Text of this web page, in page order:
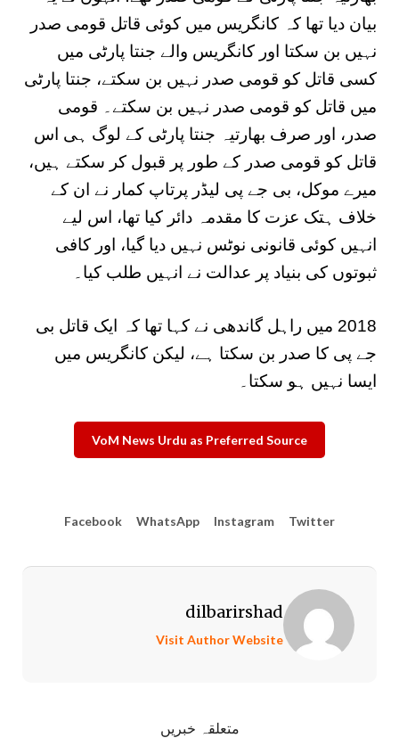
بیان دیا تھا کہ کانگریس میں کوئی قاتل قومی صدر
نہیں بن سکتا اور کانگریس والے جنتا پارٹی میں
کسی قاتل کو قومی صدر نہیں بن سکتے، جنتا پارٹی
میں قاتل کو قومی صدر نہیں بن سکتے۔ قومی
صدر، اور صرف بھارتیہ جنتا پارٹی کے لوگ ہی اس
قاتل کو قومی صدر کے طور پر قبول کر سکتے ہیں،
میرے موکل، بی جے پی لیڈر پرتاپ کمار نے ان کے
خلاف ہتک عزت کا مقدمہ دائر کیا تھا، اس لیے
انہیں کوئی قانونی نوٹس نہیں دیا گیا، اور کافی
ثبوتوں کی بنیاد پر عدالت نے انہیں طلب کیا۔
2018 میں راہل گاندھی نے کہا تھا کہ ایک قاتل بی
جے پی کا صدر بن سکتا ہے، لیکن کانگریس میں
ایسا نہیں ہو سکتا۔
VoM News Urdu as Preferred Source
Facebook WhatsApp Instagram Twitter
dilbarirshad
Visit Author Website
متعلقہ خبریں